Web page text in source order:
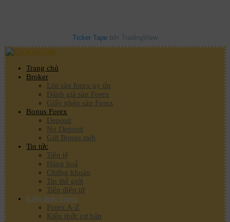
Ticker Tape bởi TradingView
Trang chủ
Broker
List sàn forex uy tín
Đánh giá sàn Forex
Giấy phép sàn Forex
Bonus Forex
Deposit
No Deposit
Gửi Bonus mới
Tin tức
Tiền tệ
Hàng hoá
Chứng khoán
Tin thế giới
Tiền điện tử
Kiến thức Forex
Forex A-Z
Kiến thức cơ bản